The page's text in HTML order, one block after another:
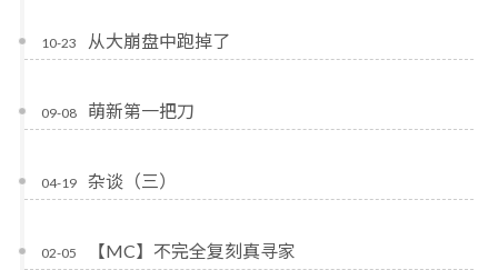
10-23 从大崩盘中跑掉了
09-08 萌新第一把刀
04-19 杂谈（三）
02-05 【MC】不完全复刻真寻家